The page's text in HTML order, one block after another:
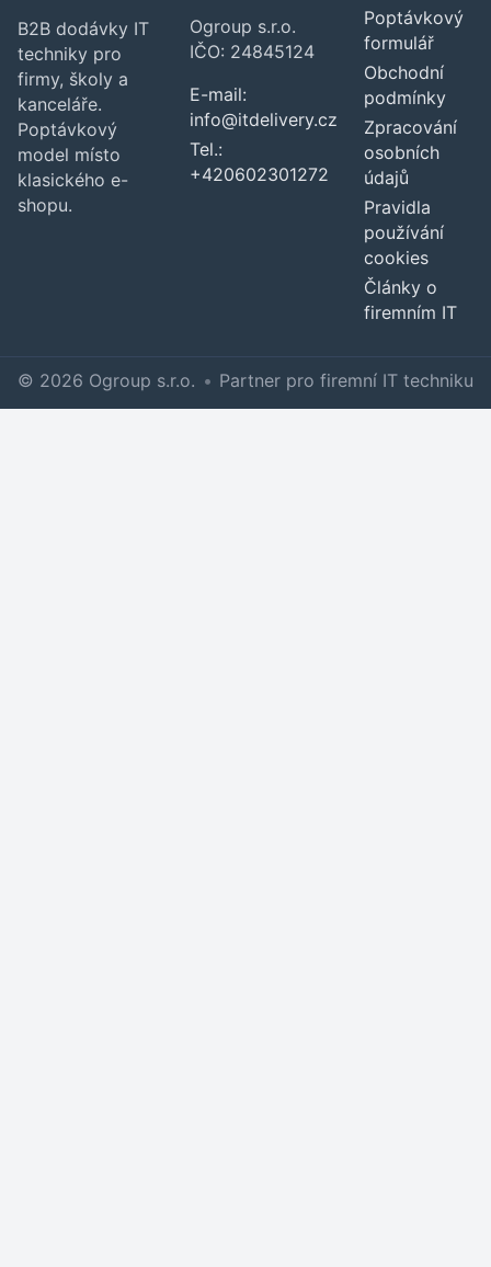
B2B dodávky IT
techniky pro
firmy, školy a
kanceláře.
Poptávkový
model místo
klasického e-
shopu.
Ogroup s.r.o.
IČO: 24845124
E-mail:
info@itdelivery.cz
Tel.:
+420602301272
Poptávkový
formulář
Obchodní
podmínky
Zpracování
osobních
údajů
Pravidla
používání
cookies
Články o
firemním IT
© 2026 Ogroup s.r.o. • Partner pro firemní IT techniku